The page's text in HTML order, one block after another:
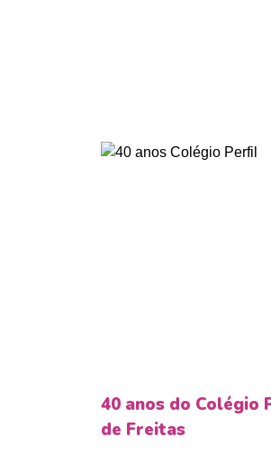
40 anos do Colégio
de Freitas